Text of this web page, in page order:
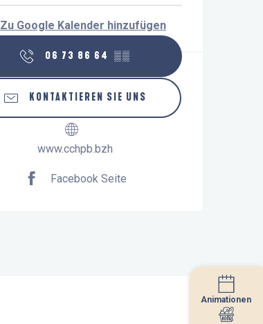
Animationen
Zu Google Kalender hinzufügen
06 73 86 64 ▒▒
KONTAKTIEREN SIE UNS
www.cchpb.bzh
Facebook Seite